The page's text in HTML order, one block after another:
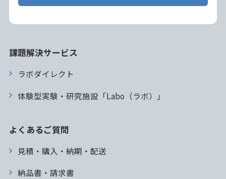
課題解決サービス
ラボダイレクト
体験型実験・研究施設「Labo（ラボ）」
よくあるご質問
見積・購入・納期・配送
納品書・請求書